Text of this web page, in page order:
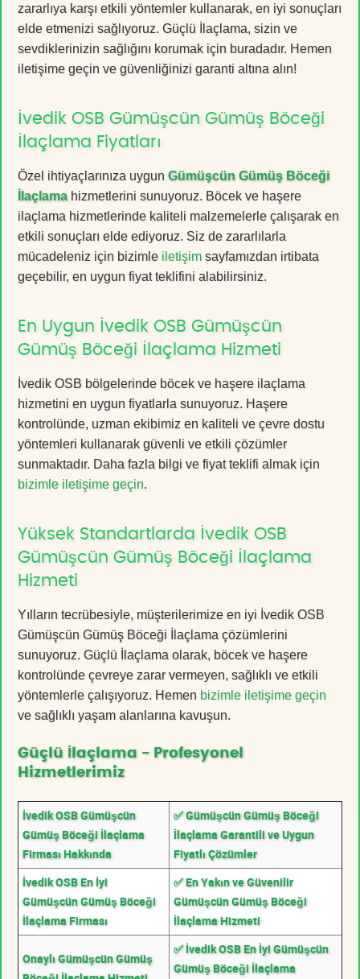
zararlıya karşı etkili yöntemler kullanarak, en iyi sonuçları
elde etmenizi sağlıyoruz. Güçlü İlaçlama, sizin ve
sevdiklerinizin sağlığını korumak için buradadır. Hemen
iletişime geçin ve güvenliğinizi garanti altına alın!
İvedik OSB Gümüşcün Gümüş Böceği
İlaçlama Fiyatları
Özel ihtiyaçlarınıza uygun Gümüşcün Gümüş Böceği
İlaçlamahizmetlerini sunuyoruz. Böcek ve haşere
ilaçlama hizmetlerinde kaliteli malzemelerle çalışarak en
etkili sonuçları elde ediyoruz. Siz de zararlılarla
mücadeleniz için bizimle iletişim sayfamızdan irtibata
geçebilir, en uygun fiyat teklifini alabilirsiniz.
En Uygun İvedik OSB Gümüşcün
Gümüş Böceği İlaçlama Hizmeti
İvedik OSB bölgelerinde böcek ve haşere ilaçlama
hizmetini en uygun fiyatlarla sunuyoruz. Haşere
kontrolünde, uzman ekibimiz en kaliteli ve çevre dostu
yöntemleri kullanarak güvenli ve etkili çözümler
sunmaktadır. Daha fazla bilgi ve fiyat teklifi almak için
bizimle iletişime geçin.
Yüksek Standartlarda İvedik OSB
Gümüşcün Gümüş Böceği İlaçlama
Hizmeti
Yılların tecrübesiyle, müşterilerimize en iyi İvedik OSB
Gümüşcün Gümüş Böceği İlaçlama çözümlerini
sunuyoruz. Güçlü İlaçlama olarak, böcek ve haşere
kontrolünde çevreye zarar vermeyen, sağlıklı ve etkili
yöntemlerle çalışıyoruz. Hemen bizimle iletişime geçin
ve sağlıklı yaşam alanlarına kavuşun.
Güçlü İlaçlama - Profesyonel
Hizmetlerimiz
İvedik OSB Gümüşcün
Gümüş Böceği İlaçlama
Firması Hakkında
✅ Gümüşcün Gümüş Böceği
İlaçlama Garantili ve Uygun
Fiyatlı Çözümler
İvedik OSB En İyi
Gümüşcün Gümüş Böceği
İlaçlama Firması
✅ En Yakın ve Güvenilir
Gümüşcün Gümüş Böceği
İlaçlama Hizmeti
Onaylı Gümüşcün Gümüş
✅ İvedik OSB En İyi Gümüşcün
Gümüş Böceği İlaçlama